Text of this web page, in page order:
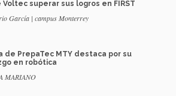
Voltec superar sus logros en FIRST
García | campus Monterrey
de PrepaTec MTY destaca por su
en robótica
MARIANO